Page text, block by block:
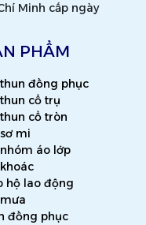
Minh cấp ngày
PHẨM
đồng phục
cổ trụ
cổ tròn
mi
áo lớp
hộ lao động
đồng phục